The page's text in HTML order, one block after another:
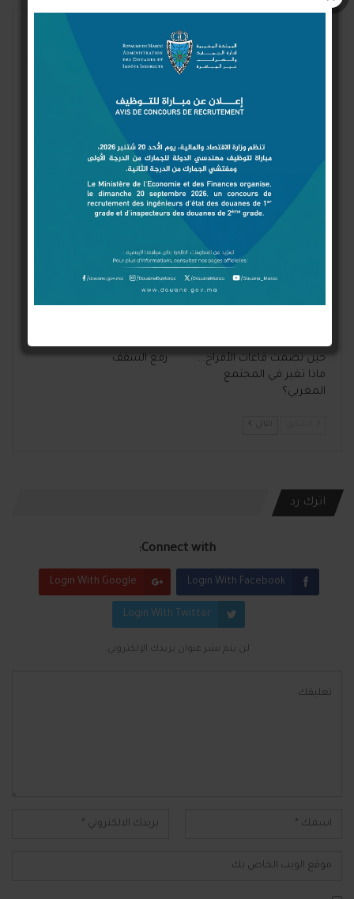
زيتوننا تحت المجهر الأوروبي…
فمن يضع غذاء المغاربة تحت
«أرما».. هل تحولت شركة
النظافة في طنجة إلى شركة
فوق المحاسبة؟
حين تصمت قاعات الأفراح…
ماذا تغير في المجتمع
المغربي؟
مقالات الرأي
رفع السقف
التالي
اترك رد
Connect with:
Login With Facebook
Login With Google
Login With Twitter
لن يتم نشر عنوان بريدك الإلكتروني.